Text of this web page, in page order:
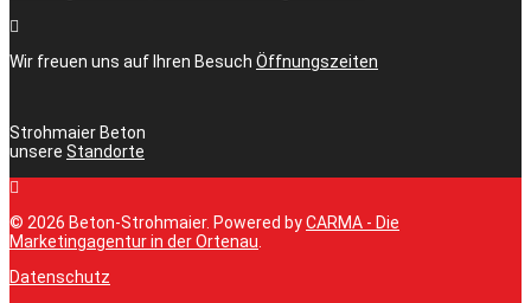
Wir freuen uns auf Ihren Besuch Öffnungszeiten
Strohmaier Beton
unsere Standorte
© 2026 Beton-Strohmaier. Powered byCARMA - Die
Marketingagentur in der Ortenau
Datenschutz